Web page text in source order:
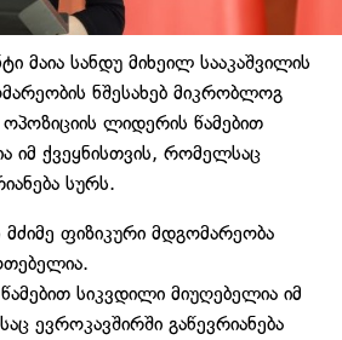
მაია სანდუ მიხეილ სააკაშვილის
ნშესახებ მიკრობლოგ
ლიდერის წამებით
იმ ქვეყნისთვის, რომელსაც
სურს.
მძიმე ფიზიკური მდგომარეობა
სიკვდილი მიუღებელია იმ
ევროკავშირში გაწევრიანება